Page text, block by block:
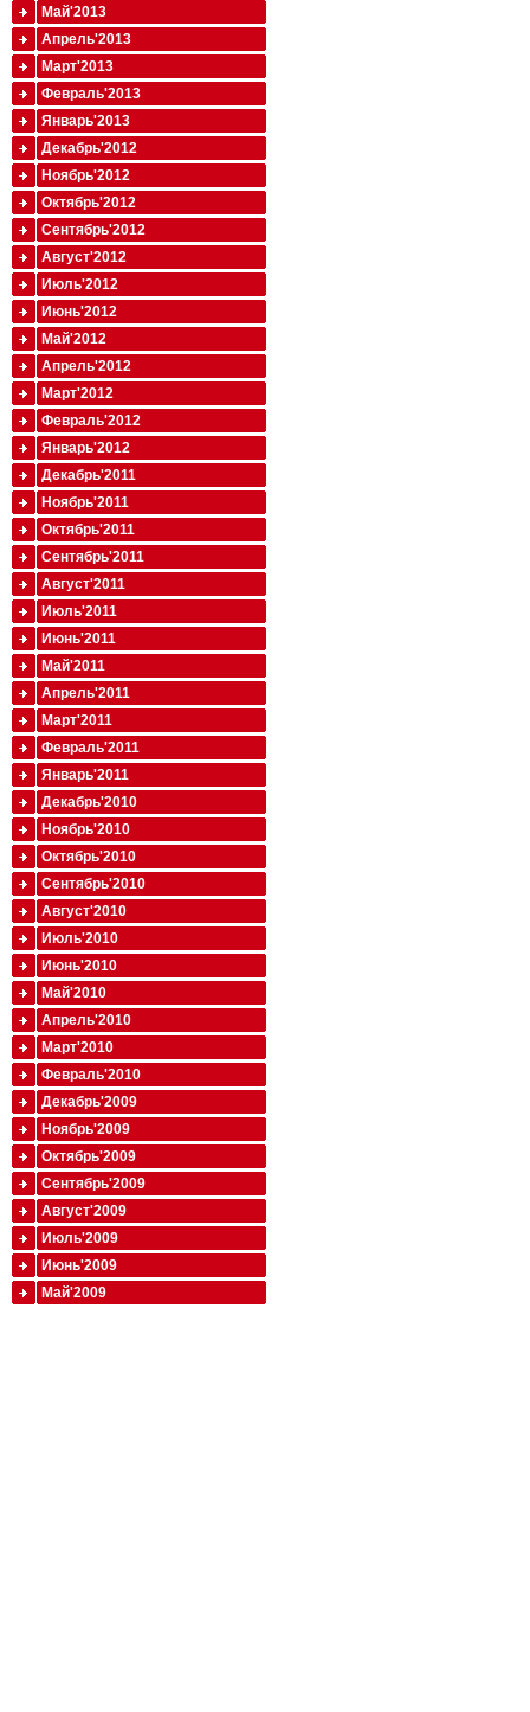
Май'2013
Апрель'2013
Март'2013
Февраль'2013
Январь'2013
Декабрь'2012
Ноябрь'2012
Октябрь'2012
Сентябрь'2012
Август'2012
Июль'2012
Июнь'2012
Май'2012
Апрель'2012
Март'2012
Февраль'2012
Январь'2012
Декабрь'2011
Ноябрь'2011
Октябрь'2011
Сентябрь'2011
Август'2011
Июль'2011
Июнь'2011
Май'2011
Апрель'2011
Март'2011
Февраль'2011
Январь'2011
Декабрь'2010
Ноябрь'2010
Октябрь'2010
Сентябрь'2010
Август'2010
Июль'2010
Июнь'2010
Май'2010
Апрель'2010
Март'2010
Февраль'2010
Декабрь'2009
Ноябрь'2009
Октябрь'2009
Сентябрь'2009
Август'2009
Июль'2009
Июнь'2009
Май'2009